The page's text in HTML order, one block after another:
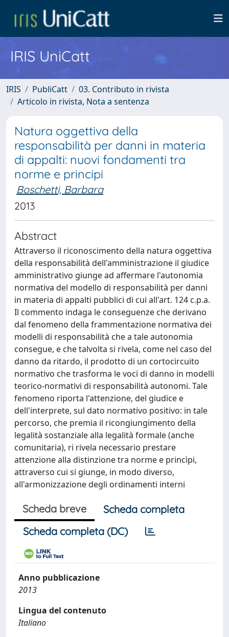
IRIS UniCatt
IRIS PubliCatt
03. Contributo in rivista
Articolo in rivista, Nota a sentenza
Natura oggettiva della
responsabilità per danni in materia
di appalti: nuovi fondamenti tra
norme e principi
Boschetti, Barbara
2013
Abstract
Attraverso il riconoscimento della natura oggettiva
della responsabilità dell'amministrazione il giudice
amministrativo giunge ad affermare l'autonomia
normativa del modello di responsabilità per danni
in materia di appalti pubblici di cui all'art. 124 c.p.a.
Il commento indaga le conseguenze che derivano
dal fenomeno della frammentazione normativa dei
modelli di responsabilità che a tale autonomia
consegue, e che talvolta si rivela, come nel caso del
danno da ritardo, il prodotto di un cortocircuito
normativo che trasforma le voci di danno in modelli
teorico-normativi di responsabilità autonomi. Tale
fenomeno riporta l'attenzione, del giudice e
dell'interprete, sul dato normativo positivo: in tale
percorso, che premia il ricongiungimento della
legalità sostanziale alla legalità formale (anche
comunitaria), ri rivela necessario prestare
attenzione alla distinzione tra norme e princìpi,
attraverso cui si giunge, in modo diverso,
all'armonizzazione degli ordinamenti interni
Scheda breve
Scheda completa
Scheda completa (DC)
Anno pubblicazione
2013
Lingua del contenuto
Italiano